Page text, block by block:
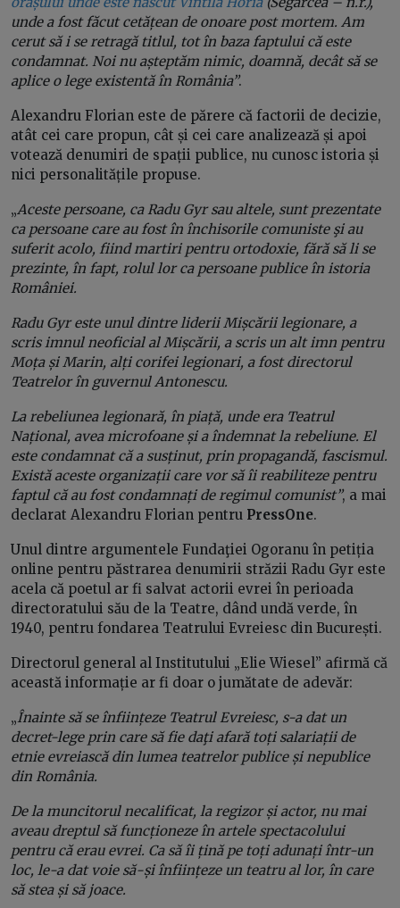
unde a fost făcut cetățean de onoare post mortem. Am
cerut să i se retragă titlul, tot în baza faptului că este
condamnat. Noi nu așteptăm nimic, doamnă, decât să se
aplice o lege existentă în România”.
Alexandru Florian este de părere că factorii de decizie,
atât cei care propun, cât și cei care analizează și apoi
votează denumiri de spații publice, nu cunosc istoria și
nici personalitățile propuse.
„Aceste persoane, ca Radu Gyr sau altele, sunt prezentate
ca persoane care au fost în închisorile comuniste şi au
suferit acolo, fiind martiri pentru ortodoxie, fără să li se
prezinte, în fapt, rolul lor ca persoane publice în istoria
României.
Radu Gyr este unul dintre liderii Mișcării legionare, a
scris imnul neoficial al Mișcării, a scris un alt imn pentru
Moța și Marin, alți corifei legionari, a fost directorul
Teatrelor în guvernul Antonescu.
La rebeliunea legionară, în piață, unde era Teatrul
Național, avea microfoane și a îndemnat la rebeliune. El
este condamnat că a susținut, prin propagandă, fascismul.
Există aceste organizații care vor să îi reabiliteze pentru
faptul că au fost condamnați de regimul comunist”, a mai
declarat Alexandru Florian pentru PressOne.
Unul dintre argumentele Fundaţiei Ogoranu în petiția
online pentru păstrarea denumirii străzii Radu Gyr este
acela că poetul ar fi salvat actorii evrei în perioada
directoratului său de la Teatre, dând undă verde, în
1940, pentru fondarea Teatrului Evreiesc din București.
Directorul general al Institutului „Elie Wiesel” afirmă că
această informație ar fi doar o jumătate de adevăr:
„Înainte să se înființeze Teatrul Evreiesc, s-a dat un
decret-lege prin care să fie daţi afară toți salariații de
etnie evreiască din lumea teatrelor publice și nepublice
din România.
De la muncitorul necalificat, la regizor și actor, nu mai
aveau dreptul să funcționeze în artele spectacolului
pentru că erau evrei. Ca să îi țină pe toți adunați într-un
loc, le-a dat voie să-și înființeze un teatru al lor, în care
să stea și să joace.